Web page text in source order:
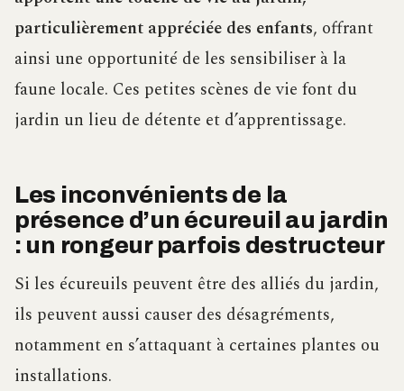
particulièrement appréciée des enfants, offrant
ainsi une opportunité de les sensibiliser à la
faune locale. Ces petites scènes de vie font du
jardin un lieu de détente et d’apprentissage.
Les inconvénients de la
présence d’un écureuil au jardin
: un rongeur parfois destructeur
Si les écureuils peuvent être des alliés du jardin,
ils peuvent aussi causer des désagréments,
notamment en s’attaquant à certaines plantes ou
installations.